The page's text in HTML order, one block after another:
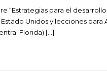
“Estrategias para el
Unidos y lecciones para
Florida) […]